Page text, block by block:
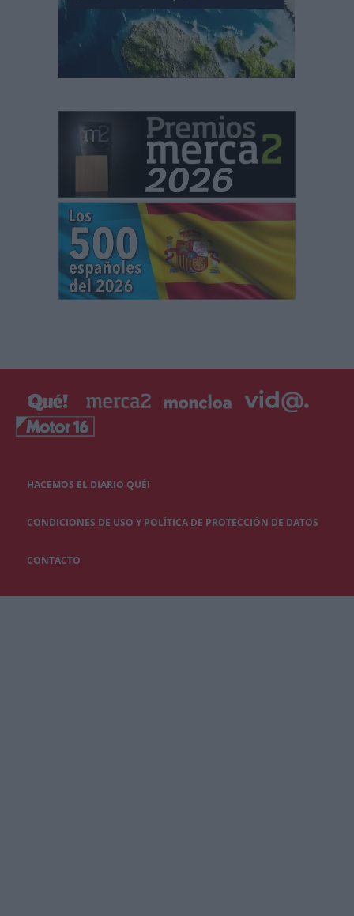
HACEMOS EL DIARIO QUÉ!
CONDICIONES DE USO Y POLÍTICA DE PROTECCIÓN DE DATOS
CONTACTO